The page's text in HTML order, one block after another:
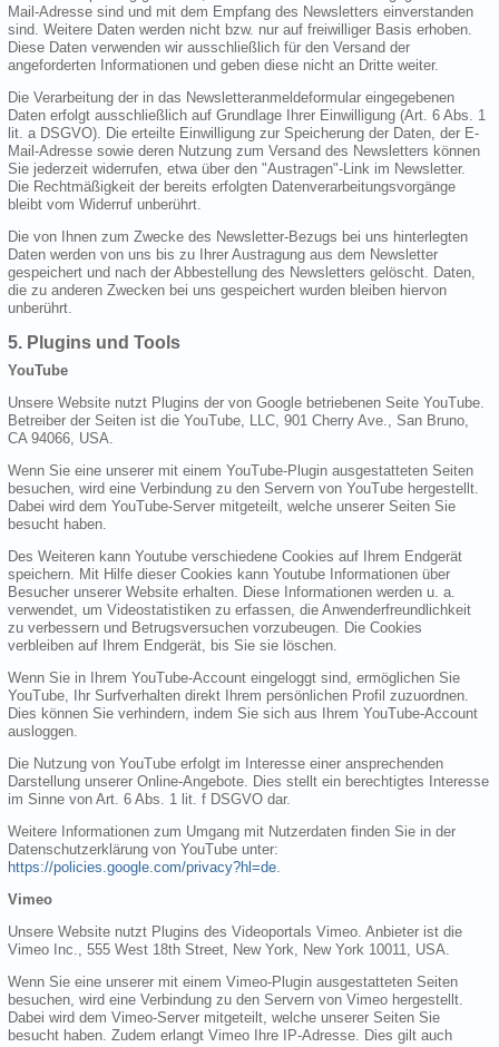
Mail-Adresse sind und mit dem Empfang des Newsletters einverstanden
sind. Weitere Daten werden nicht bzw. nur auf freiwilliger Basis erhoben.
Diese Daten verwenden wir ausschließlich für den Versand der
angeforderten Informationen und geben diese nicht an Dritte weiter.
Die Verarbeitung der in das Newsletteranmeldeformular eingegebenen
Daten erfolgt ausschließlich auf Grundlage Ihrer Einwilligung (Art. 6 Abs. 1
lit. a DSGVO). Die erteilte Einwilligung zur Speicherung der Daten, der E-
Mail-Adresse sowie deren Nutzung zum Versand des Newsletters können
Sie jederzeit widerrufen, etwa über den "Austragen"-Link im Newsletter.
Die Rechtmäßigkeit der bereits erfolgten Datenverarbeitungsvorgänge
bleibt vom Widerruf unberührt.
Die von Ihnen zum Zwecke des Newsletter-Bezugs bei uns hinterlegten
Daten werden von uns bis zu Ihrer Austragung aus dem Newsletter
gespeichert und nach der Abbestellung des Newsletters gelöscht. Daten,
die zu anderen Zwecken bei uns gespeichert wurden bleiben hiervon
unberührt.
5. Plugins und Tools
YouTube
Unsere Website nutzt Plugins der von Google betriebenen Seite YouTube.
Betreiber der Seiten ist die YouTube, LLC, 901 Cherry Ave., San Bruno,
CA 94066, USA.
Wenn Sie eine unserer mit einem YouTube-Plugin ausgestatteten Seiten
besuchen, wird eine Verbindung zu den Servern von YouTube hergestellt.
Dabei wird dem YouTube-Server mitgeteilt, welche unserer Seiten Sie
besucht haben.
Des Weiteren kann Youtube verschiedene Cookies auf Ihrem Endgerät
speichern. Mit Hilfe dieser Cookies kann Youtube Informationen über
Besucher unserer Website erhalten. Diese Informationen werden u. a.
verwendet, um Videostatistiken zu erfassen, die Anwenderfreundlichkeit
zu verbessern und Betrugsversuchen vorzubeugen. Die Cookies
verbleiben auf Ihrem Endgerät, bis Sie sie löschen.
Wenn Sie in Ihrem YouTube-Account eingeloggt sind, ermöglichen Sie
YouTube, Ihr Surfverhalten direkt Ihrem persönlichen Profil zuzuordnen.
Dies können Sie verhindern, indem Sie sich aus Ihrem YouTube-Account
ausloggen.
Die Nutzung von YouTube erfolgt im Interesse einer ansprechenden
Darstellung unserer Online-Angebote. Dies stellt ein berechtigtes Interesse
im Sinne von Art. 6 Abs. 1 lit. f DSGVO dar.
Weitere Informationen zum Umgang mit Nutzerdaten finden Sie in der
Datenschutzerklärung von YouTube unter:
https://policies.google.com/privacy?hl=de
Vimeo
Unsere Website nutzt Plugins des Videoportals Vimeo. Anbieter ist die
Vimeo Inc., 555 West 18th Street, New York, New York 10011, USA.
Wenn Sie eine unserer mit einem Vimeo-Plugin ausgestatteten Seiten
besuchen, wird eine Verbindung zu den Servern von Vimeo hergestellt.
Dabei wird dem Vimeo-Server mitgeteilt, welche unserer Seiten Sie
besucht haben. Zudem erlangt Vimeo Ihre IP-Adresse. Dies gilt auch